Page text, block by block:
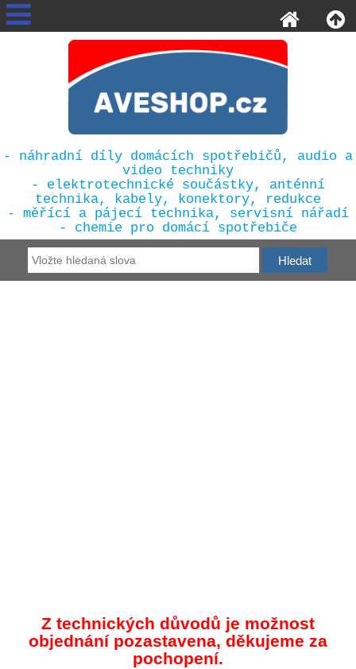
- náhradní díly domácích spotřebičů, audio a
video techniky
- elektrotechnické součástky, anténní
technika, kabely, konektory, redukce
- měřící a pájecí technika, servisní nářadí
- chemie pro domácí spotřebiče
Z technických důvodů je možnost
objednání pozastavena, děkujeme za
pochopení.